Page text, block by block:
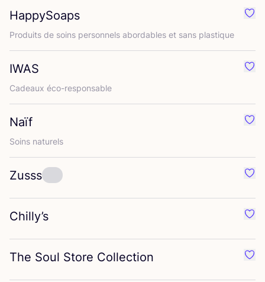
HappySoaps
Pro­duits de soins per­son­nels abor­dables et sans plastique
IWAS
Cadeaux éco-res­pon­sable
Naïf
Soins natu­rels
Zusss
Chilly’s
The Soul Store Collection